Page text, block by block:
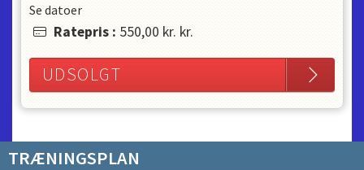
Se datoer
Ratepris : 550,00 kr. kr.
UDSOLGT
TRÆNINGSPLAN